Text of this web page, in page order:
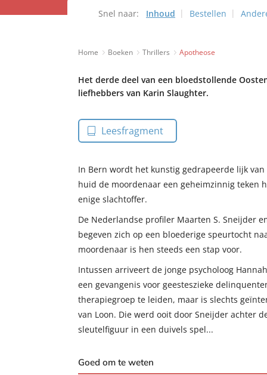
Snel naar: Inhoud Bestellen
Home Boeken Thrillers Apotheose
Het derde deel van een bloedstollende
liefhebbers van Karin Slaughter.
Leesfragment
In Bern wordt het kunstig gedrapeerde lijk
huid de moordenaar een geheimzinnig teken
enige slachtoffer.
De Nederlandse profiler Maarten S. Sneijder
begeven zich op een bloederige speurtocht
moordenaar is hen steeds een stap voor.
Intussen arriveert de jonge psycholoog
een gevangenis voor geesteszieke
therapiegroep te leiden, maar is slechts
van Loon. Die werd ooit door Sneijder achter
sleutelfiguur in een duivels spel...
Goed om te weten